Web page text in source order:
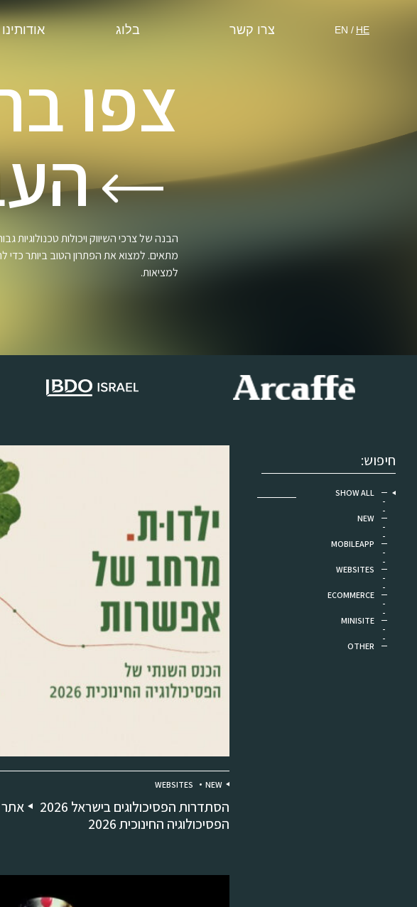
אודותינו בלוג צרו קשר EN HE
צפו
הבנה של צרכי השיווק ויכולות טכנולוגיות
מתאים. למצוא את הפתרון הטוב ביותר כדי
למציאות.
SHOW ALL
NEW
MOBILEAPP
WEBSITES
ECOMMERCE
MINISITE
OTHER
WEBSITES NEW
הסתדרות הפסיכולוגים בישראל 2026
הפסיכולוגיה החינוכית 2026